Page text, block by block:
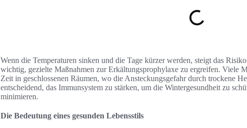
Wenn die Temperaturen sinken und die Tage kürzer werden, steigt das
wichtig, gezielte Maßnahmen zur Erkältungsprophylaxe zu ergreifen. Viele
Zeit in geschlossenen Räumen, wo die Ansteckungsgefahr durch trockene
entscheidend, das Immunsystem zu stärken, um die Wintergesundheit zu
minimieren.
Die Bedeutung eines gesunden Lebensstils